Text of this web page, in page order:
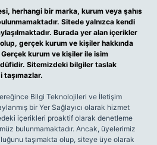
herhangi bir marka, kurum veya şahıs
Sitede yalnızca kendi
Burada yer alan içerikler
gerçek kurum ve kişiler hakkında
Gerçek kurum ve kişiler ile isim
Sitemizdeki bilgiler taslak
Bilgi Teknolojileri ve İletişim
bir Yer Sağlayıcı olarak hizmet
içerikleri proaktif olarak denetleme
bulunmamaktadır. Ancak, üyelerimiz
taşımakta olup, siteye üye olarak